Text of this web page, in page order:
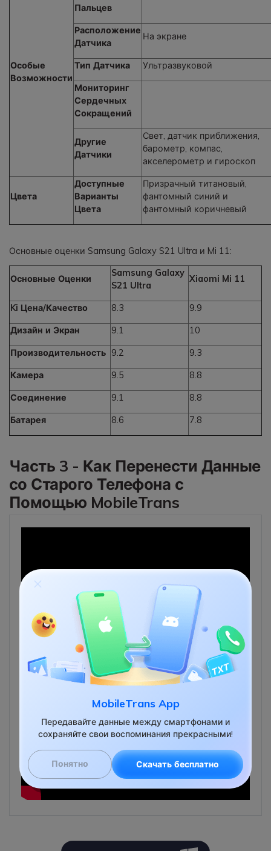
Особые
Возможности
Пальцев
Расположение
Датчика
На экране
Тип Датчика Ультразвуковой
Мониторинг
Сердечных
Сокращений
Другие
Датчики
Свет, датчик приближения,
барометр, компас,
акселерометр и гироскоп
Цвета
Доступные
Варианты
Цвета
Призрачный титановый,
фантомный синий и
фантомный коричневый
Основные оценки Samsung Galaxy S21 Ultra и Mi 11:
Основные Оценки
Samsung Galaxy
S21 Ultra
Xiaomi Mi 11
Ki Цена/Качество 8.3 9.9
Дизайн и Экран 9.1 10
Производительность 9.2 9.3
Камера 9.5 8.8
Соединение 9.1 8.8
Батарея 8.6 7.8
Часть 3 - Как Перенести Данные
со Старого Телефона с
Помощью MobileTrans
MobileTrans App
Передавайте данные между смартфонами и
сохраняйте свои воспоминания прекрасными!
Понятно Скачать бесплатно